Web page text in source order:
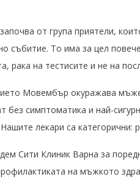
от група приятели,
събитие. То има за цел
рака на тестисите и не на
Мовембър окуражава
без симптоматика и най-
лекари са
Сити Клиник Варна за
на мъжкото